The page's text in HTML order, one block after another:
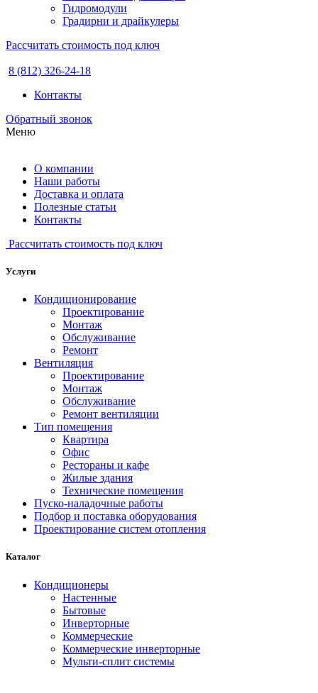
Гидромодули
Градирни и драйкулеры
Рассчитать стоимость под ключ
8 (812) 326-24-18
Контакты
Обратный звонок
Меню
О компании
Наши работы
Доставка и оплата
Полезные статьи
Контакты
Рассчитать стоимость под ключ
Услуги
Кондиционирование
Проектирование
Монтаж
Обслуживание
Ремонт
Вентиляция
Проектирование
Монтаж
Обслуживание
Ремонт вентиляции
Тип помещения
Квартира
Офис
Рестораны и кафе
Жилые здания
Технические помещения
Пуско-наладочные работы
Подбор и поставка оборудования
Проектирование систем отопления
Каталог
Кондиционеры
Настенные
Бытовые
Инверторные
Коммерческие
Коммерческие инверторные
Мульти-сплит системы